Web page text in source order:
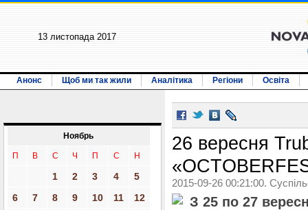
13 листопада 2017
Анонс Щоб ми так жили Аналітика Регіони Освіта
Ноябрь
П В С Ч П С Н
1 2 3 4
5
6
7 8 9 10 11 12
26 вересня
2015-09-26 00:21:00.
З 25 по 27